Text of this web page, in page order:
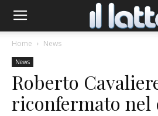
Home News
News
Roberto
riconfermato